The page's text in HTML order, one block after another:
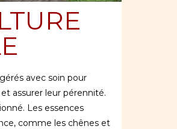
avec soin pour
assurer leur pérennité.
Les essences
comme les chênes et